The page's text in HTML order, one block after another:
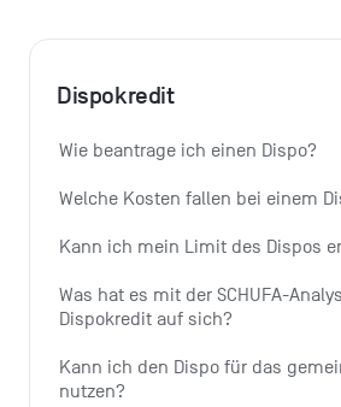
Dispokredit
Wie beantrage ich einen Dispo?
Welche Kosten fallen bei einem
Kann ich mein Limit des Dispos
Was hat es mit der SCHUFA-
Dispokredit auf sich?
Kann ich den Dispo für das
nutzen?